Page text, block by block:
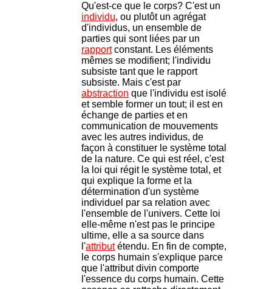
Qu'est-ce que le corps? C'est un
individu, ou plutôt un agrégat
d'individus, un ensemble de
parties qui sont liées par un
rapportconstant. Les éléments
mêmes se modifient; l'individu
subsiste tant que le rapport
subsiste. Mais c'est par
abstraction que l'individu est isolé
et semble former un tout; il est en
échange de parties et en
communication de mouvements
avec les autres individus, de
façon à constituer le système total
de la nature. Ce qui est réel, c'est
la loi qui régit le système total, et
qui explique la forme et la
détermination d'un système
individuel par sa relation avec
l'ensemble de l'univers. Cette loi
elle-même n'est pas le principe
ultime, elle a sa source dans
l'attributétendu. En fin de compte,
le corps humain s'explique parce
que l'attribut divin comporte
l'essence du corps humain. Cette